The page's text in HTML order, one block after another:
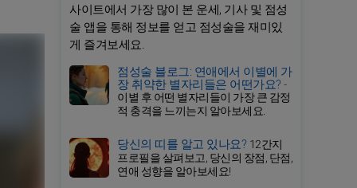
사이트에서 가장 많이 본 운세, 기사 및 점성
술 앱을 통해 정보를 얻고 점성술을 재미있
게 즐겨보세요.
점성술 블로그: 연애에서 이별에 가
장 취약한 별자리들은 어떤가요? -
이별 후 어떤 별자리들이 가장 큰 감정
적 충격을 느끼는지 알아보세요.
당신의 띠를 알고 있나요? 12간지
프로필을 살펴보고, 당신의 장점, 단점,
연애 성향을 알아보세요!